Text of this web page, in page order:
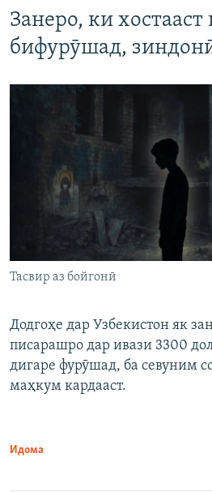
Занеро, ки
бифурӯшад,
Тасвир аз бойгонӣ
Додгоҳе дар Узбекистон як
писарашро дар ивази 3300
дигаре фурӯшад, ба севуним
маҳкум кардааст.
Идома